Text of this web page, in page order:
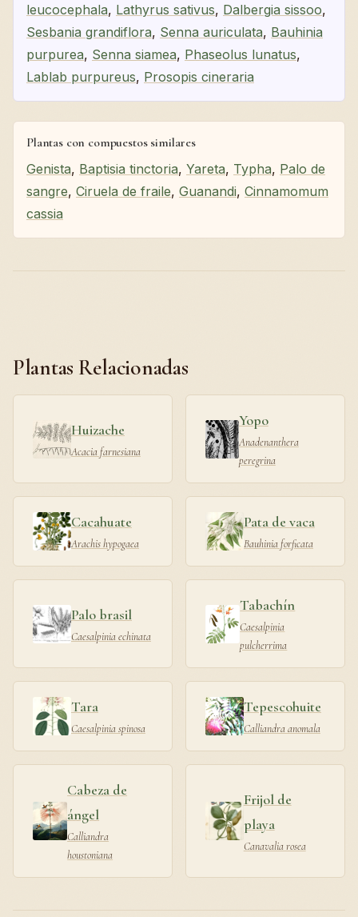
leucocephala, Lathyrus sativus, Dalbergia sissoo,
Sesbania grandiflora, Senna auriculata, Bauhinia
purpurea, Senna siamea, Phaseolus lunatus,
Lablab purpureus, Prosopis cineraria
Plantas con compuestos similares
Genista, Baptisia tinctoria, Yareta, Typha, Palo de
sangre, Ciruela de fraile, Guanandi, Cinnamomum
cassia
Plantas Relacionadas
Huizache
Acacia farnesiana
Yopo
Anadenanthera
peregrina
Cacahuate
Arachis hypogaea
Pata de vaca
Bauhinia forficata
Palo brasil
Caesalpinia echinata
Tabachín
Caesalpinia
pulcherrima
Tara
Caesalpinia spinosa
Tepescohuite
Calliandra anomala
Cabeza de
ángel
Calliandra
houstoniana
Frijol de
playa
Canavalia rosea